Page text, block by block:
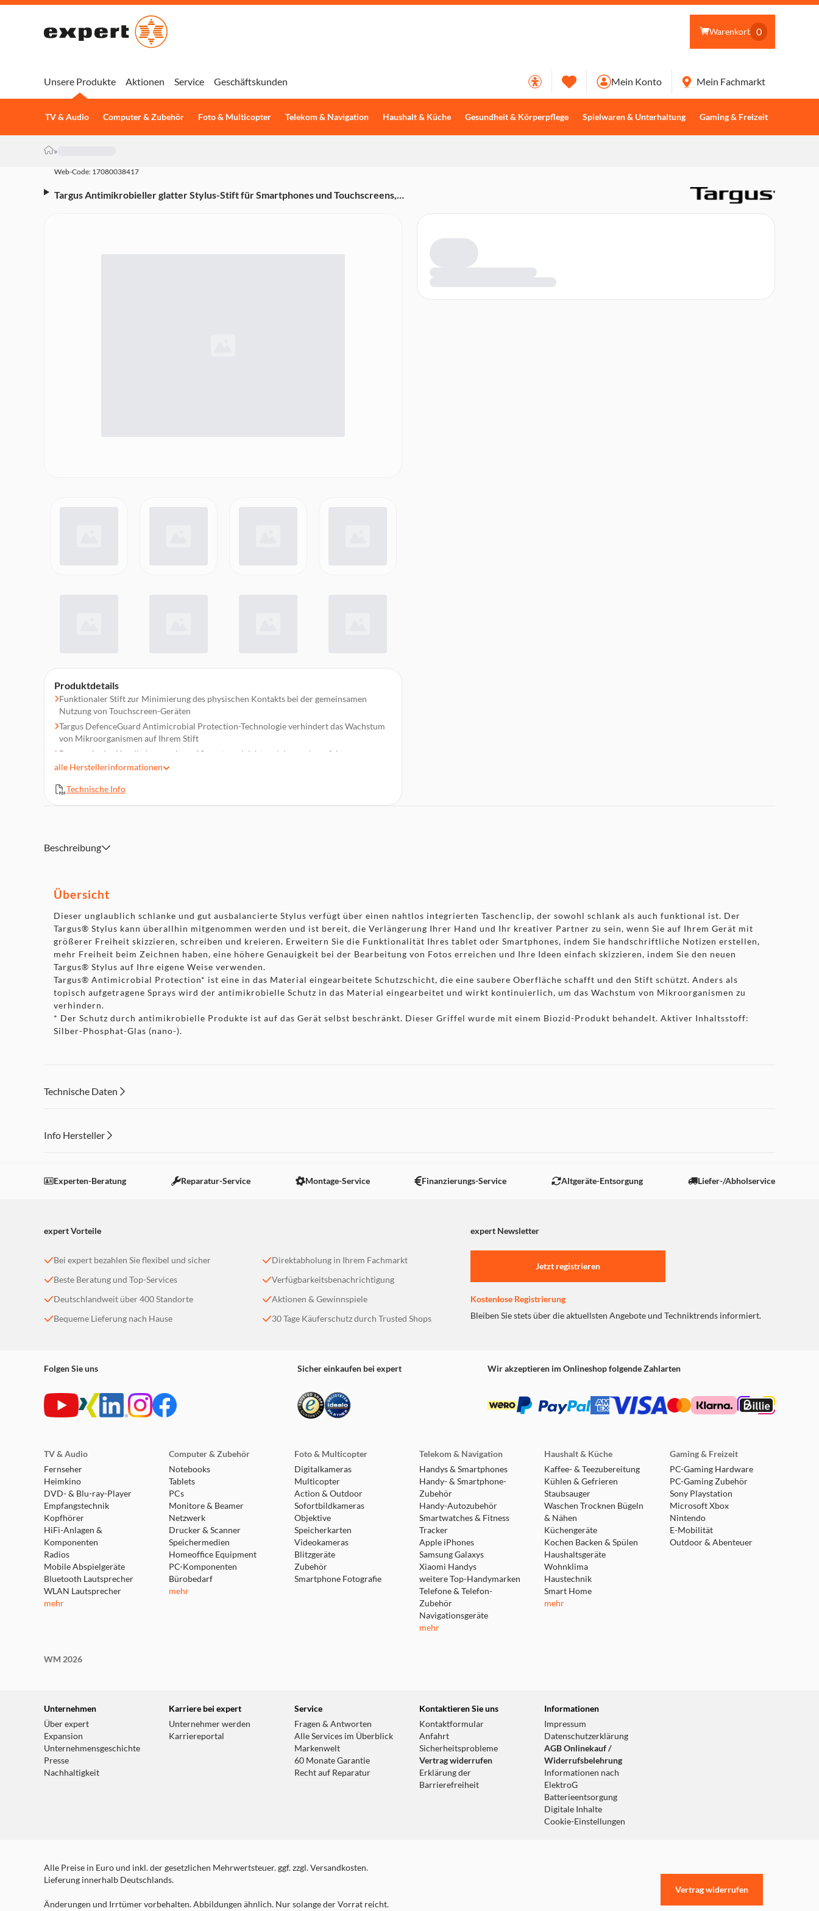
Warenkorb 0
Unsere Produkte
TV & Audio Computer & Zubehör Foto & Multicopter Telekom & Navigation Haushalt & Küche Gesundheit & Körperpflege Spielwaren & Unterhaltung Gaming & Freizeit
Aktionen Service Geschäftskunden Mein Konto Mein Fachmarkt
»
Web-Code: 17080038417
Targus Antimikrobieller glatter Stylus-Stift für Smartphones und Touchscreens,
Produktdetails
Funktionaler Stift zur Minimierung des physischen Kontakts bei der gemeinsamen
Nutzung von Touchscreen-Geräten
Targus DefenceGuard Antimicrobial Protection-Technologie verhindert das Wachstum
von Mikroorganismen auf Ihrem Stift
Bequem in der Handhabung, mit ca. 10 g extrem leicht und dennoch perfekt
ausbalanciert
Smartphones oder Laptops mit Touchscreen)
Verbessert Ihre Erfahrung mit Anwendungen zum Skizzieren, Notieren, Fotobearbeiten
alle Herstellerinformationen
Technische Info
Beschreibung
Übersicht
Dieser unglaublich schlanke und gut ausbalancierte Stylus verfügt über einen nahtlos integrierten Taschenclip, der sowohl schlank als auch funktional ist. Der
Targus® Stylus kann überallhin mitgenommen werden und ist bereit, die Verlängerung Ihrer Hand und Ihr kreativer Partner zu sein, wenn Sie auf Ihrem Gerät mit
größerer Freiheit skizzieren, schreiben und kreieren. Erweitern Sie die Funktionalität Ihres tablet oder Smartphones, indem Sie handschriftliche Notizen erstellen,
mehr Freiheit beim Zeichnen haben, eine höhere Genauigkeit bei der Bearbeitung von Fotos erreichen und Ihre Ideen einfach skizzieren, indem Sie den neuen
Targus® Stylus auf Ihre eigene Weise verwenden.
Targus® Antimicrobial Protection* ist eine in das Material eingearbeitete Schutzschicht, die eine saubere Oberfläche schafft und den Stift schützt. Anders als
topisch aufgetragene Sprays wird der antimikrobielle Schutz in das Material eingearbeitet und wirkt kontinuierlich, um das Wachstum von Mikroorganismen zu
verhindern.
* Der Schutz durch antimikrobielle Produkte ist auf das Gerät selbst beschränkt. Dieser Griffel wurde mit einem Biozid-Produkt behandelt. Aktiver Inhaltsstoff:
Silber-Phosphat-Glas (nano-).
Technische Daten
Info Hersteller
Einstellungen anpassen
Experten-Beratung Reparatur-Service Montage-Service Finanzierungs-Service Altgeräte-Entsorgung Liefer-/Abholservice
expert Vorteile expert Newsletter
Bei expert bezahlen Sie flexibel und sicher
Beste Beratung und Top-Services
Deutschlandweit über 400 Standorte
Bequeme Lieferung nach Hause
Direktabholung in Ihrem Fachmarkt
Verfügbarkeitsbenachrichtigung
Aktionen & Gewinnspiele
30 Tage Käuferschutz durch Trusted Shops
Jetzt registrieren
Kostenlose Registrierung
Bleiben Sie stets über die aktuellsten Angebote und Techniktrends informiert.
Folgen Sie uns Sicher einkaufen bei expert Wir akzeptieren im Onlineshop folgende Zahlarten
TV & Audio
Fernseher
Heimkino
DVD- & Blu-ray-Player
Empfangstechnik
Kopfhörer
HiFi-Anlagen &
Komponenten
Radios
Mobile Abspielgeräte
Bluetooth Lautsprecher
WLAN Lautsprecher
mehr
Computer & Zubehör
Notebooks
Tablets
PCs
Monitore & Beamer
Netzwerk
Drucker & Scanner
Speichermedien
Homeoffice Equipment
PC-Komponenten
Bürobedarf
mehr
Foto & Multicopter
Digitalkameras
Multicopter
Action & Outdoor
Sofortbildkameras
Objektive
Speicherkarten
Videokameras
Blitzgeräte
Zubehör
Smartphone Fotografie
Telekom & Navigation
Handys & Smartphones
Handy- & Smartphone-
Zubehör
Handy-Autozubehör
Smartwatches & Fitness
Tracker
Apple iPhones
Samsung Galaxys
Xiaomi Handys
weitere Top-Handymarken
Telefone & Telefon-
Zubehör
Navigationsgeräte
mehr
Haushalt & Küche
Kaffee- & Teezubereitung
Kühlen & Gefrieren
Staubsauger
Waschen Trocknen Bügeln
& Nähen
Küchengeräte
Kochen Backen & Spülen
Haushaltsgeräte
Wohnklima
Haustechnik
Smart Home
mehr
Gaming & Freizeit
PC-Gaming Hardware
PC-Gaming Zubehör
Sony Playstation
Microsoft Xbox
Nintendo
E-Mobilität
Outdoor & Abenteuer
WM 2026
Unternehmen
Über expert
Expansion
Unternehmensgeschichte
Presse
Nachhaltigkeit
Karriere bei expert
Unternehmer werden
Karriereportal
Service
Fragen & Antworten
Alle Services im Überblick
Markenwelt
60 Monate Garantie
Recht auf Reparatur
Kontaktieren Sie uns
Kontaktformular
Anfahrt
Sicherheitsprobleme
Vertrag widerrufen
Erklärung der
Barrierefreiheit
Informationen
Impressum
Datenschutzerklärung
AGB Onlinekauf /
Widerrufsbelehrung
Informationen nach
ElektroG
Batterieentsorgung
Digitale Inhalte
Cookie-Einstellungen
Alle Preise in Euro und inkl. der gesetzlichen Mehrwertsteuer. ggf. zzgl. Versandkosten.
Lieferung innerhalb Deutschlands.
Änderungen und Irrtümer vorbehalten. Abbildungen ähnlich. Nur solange der Vorrat reicht.
Vertrag widerrufen